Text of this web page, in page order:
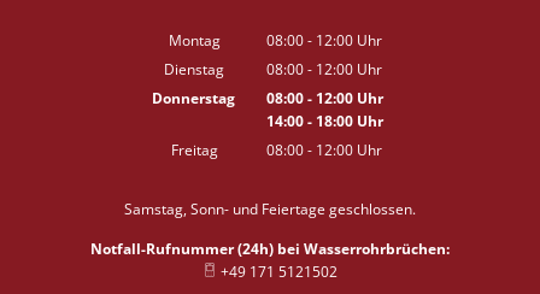
Montag 08:00- 12:00 Uhr
Von 08:00 bis 12:00 Uhr
Dienstag 08:00- 12:00 Uhr
Von 08:00 bis 12:00 Uhr
Donnerstag 08:00- 12:00Uhr
Von 08:00 bis 12:00 Uhr
14:00- 18:00Uhr
Von 14:00 bis 18:00 Uhr
Freitag 08:00- 12:00 Uhr
Samstag, Sonn- und Feiertage geschlossen.
Notfall-Rufnummer (24h) bei Wasserrohrbrüchen:
+49 171 5121502